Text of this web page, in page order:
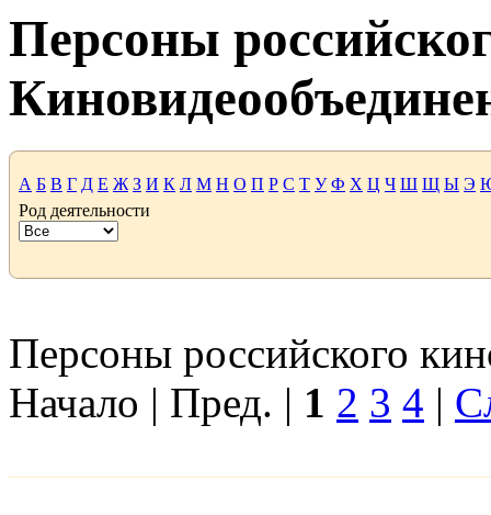
Персоны
А Б В Г Д Е Ж З И К Л М Н О П Р С Т У Ф Х Ц Ч Ш Щ Ы Э
Род деятельности
Персоны российского
Начало | Пред. | 1 2 3 4 |